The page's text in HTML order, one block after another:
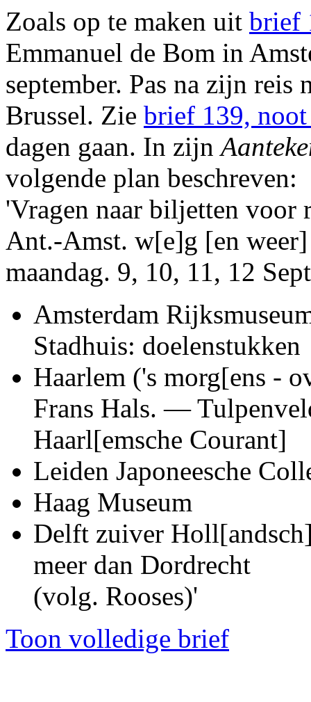
Zoals op te maken uit brief
Emmanuel de Bom in
september. Pas na zijn
Brussel. Zie brief 139,
dagen gaan. In zijn
volgende plan beschreven:
'Vragen naar biljetten
Ant.-Amst. w[e]g [en weer]
maandag. 9, 10, 11, 12
Amsterdam
Stadhuis: doelenstukken
Haarlem ('s morg[ens -
Frans Hals. —
Haarl[emsche Courant]
Leiden Japoneesche
Haag Museum
Delft zuiver
meer dan Dordrecht
(volg. Rooses)'
Toon volledige brief